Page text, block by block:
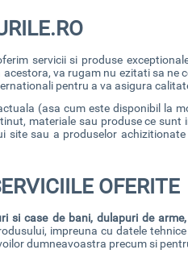
servicii si produse
va rugam nu ezitati sa
pentru a va asigura
(asa cum este disponibil la
materiale sau produse ce sunt
site sau a produselor
OFERITE
si case de bani, dulapuri de
impreuna cu datele
dumneavoastra precum si